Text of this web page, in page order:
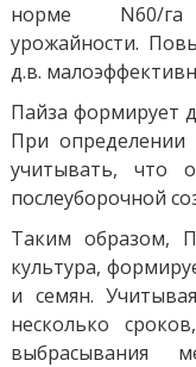
норме N60/га
урожайности.
д.в.
Пайза формирует
При определении
учитывать, что
послеуборочной
Таким образом,
культура,
и семян.
несколько
выбрасывания